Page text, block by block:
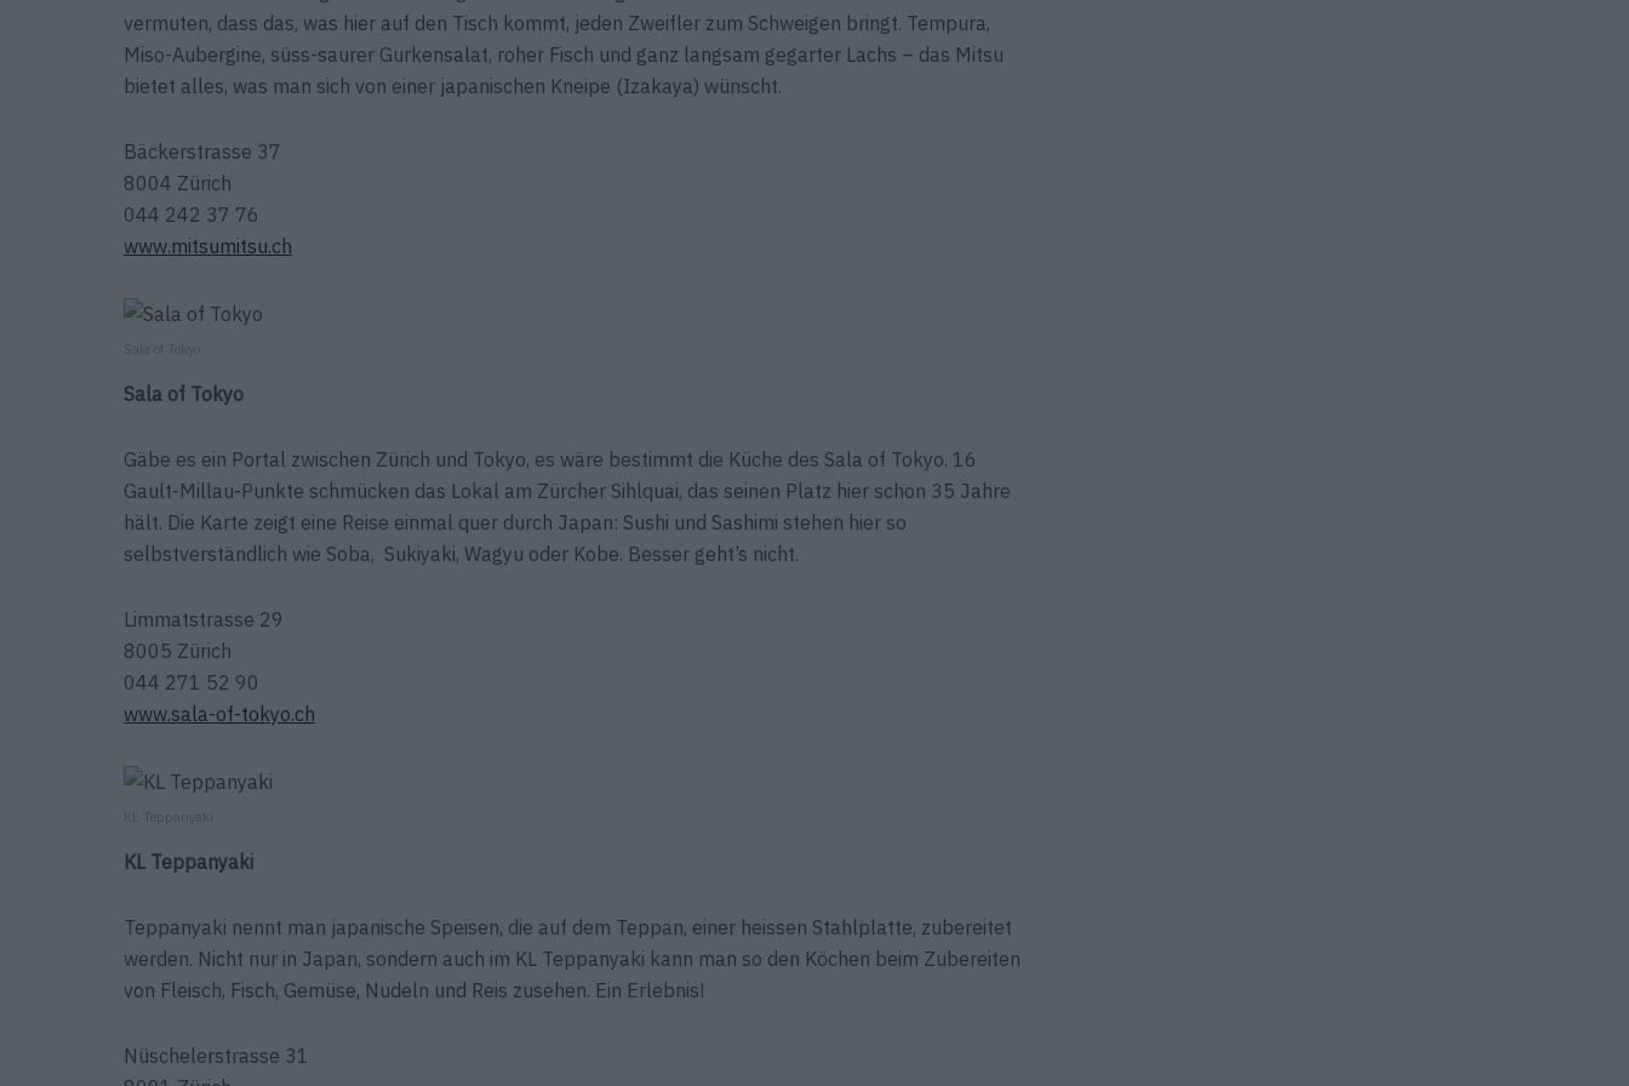
vermuten, dass das, was hier auf den Tisch kommt, jeden Zweifler zum Schweigen bringt. Tempura,
Miso-Aubergine, süss-saurer Gurkensalat, roher Fisch und ganz langsam gegarter Lachs – das Mitsu
bietet alles, was man sich von einer japanischen Kneipe (Izakaya) wünscht.
Bäckerstrasse 37
8004 Zürich
044 242 37 76
www.mitsumitsu.ch
Sala of Tokyo
Sala of Tokyo
Gäbe es ein Portal zwischen Zürich und Tokyo, es wäre bestimmt die Küche des Sala of Tokyo. 16
Gault-Millau-Punkte schmücken das Lokal am Zürcher Sihlquai, das seinen Platz hier schon 35 Jahre
hält. Die Karte zeigt eine Reise einmal quer durch Japan: Sushi und Sashimi stehen hier so
selbstverständlich wie Soba, Sukiyaki, Wagyu oder Kobe. Besser geht’s nicht.
Limmatstrasse 29
8005 Zürich
044 271 52 90
www.sala-of-tokyo.ch
KL Teppanyaki
KL Teppanyaki
Teppanyaki nennt man japanische Speisen, die auf dem Teppan, einer heissen Stahlplatte, zubereitet
werden. Nicht nur in Japan, sondern auch im KL Teppanyaki kann man so den Köchen beim Zubereiten
von Fleisch, Fisch, Gemüse, Nudeln und Reis zusehen. Ein Erlebnis!
Nüschelerstrasse 31